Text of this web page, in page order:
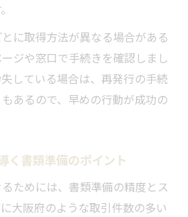
に取得方法が異なる場合がある
ジや窓口で手続きを確認しまし
している場合は、再発行の手続
あるので、早めの行動が成功の
く書類準備のポイント
ためには、書類準備の精度とス
大阪府のような取引件数の多い